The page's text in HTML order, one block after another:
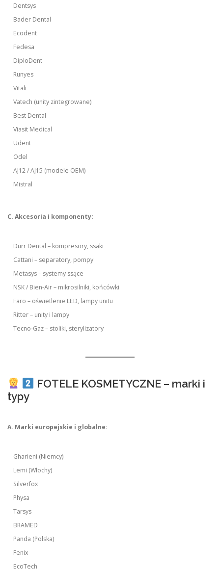
Dentsys
Bader Dental
Ecodent
Fedesa
DiploDent
Runyes
Vitali
Vatech (unity zintegrowane)
Best Dental
Viasit Medical
Udent
Odel
AJ12 / AJ15 (modele OEM)
Mistral
C. Akcesoria i komponenty:
Dürr Dental – kompresory, ssaki
Cattani – separatory, pompy
Metasys – systemy ssące
NSK / Bien-Air – mikrosilniki, końcówki
Faro – oświetlenie LED, lampy unitu
Ritter – unity i lampy
Tecno-Gaz – stoliki, sterylizatory
FOTELE KOSMETYCZNE – marki i
typy
A. Marki europejskie i globalne:
Gharieni (Niemcy)
Lemi (Włochy)
Silverfox
Physa
Tarsys
BRAMED
Panda (Polska)
Fenix
EcoTech